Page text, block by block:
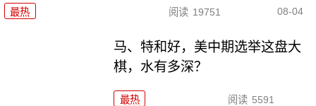
最热 阅读 19751 08-04
马、特和好，美中期选举这盘大
棋，水有多深？
最热 阅读 5591